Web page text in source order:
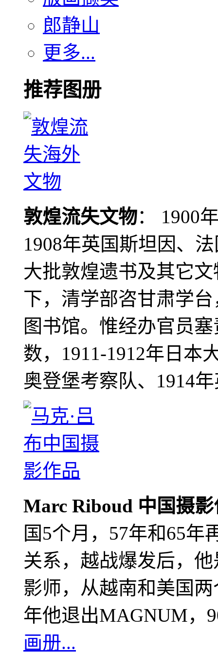
郎静山
更多...
推荐图册
敦煌流失文物： 1900
1908年英国斯坦因、
大批敦煌遗书及其它
下，清学部咨甘肃学
图书馆。惟经办官员
数，1911-1912年日本
奥登堡考察队、1914
Marc Riboud 中国摄
国5个月，57年和65年
关系，越战爆发后，
影师，从越南和美国
年他退出MAGNUM，
画册...